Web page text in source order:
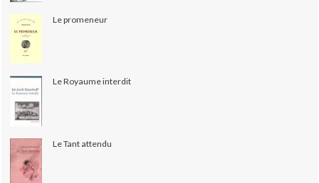
Le promeneur
Le Royaume interdit
Le Tant attendu